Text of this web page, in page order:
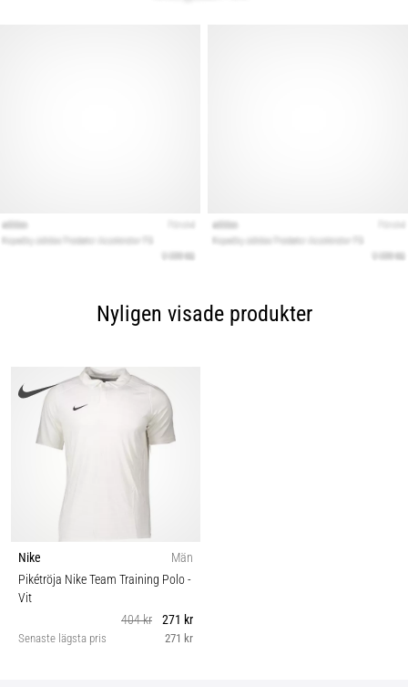
Nyligen visade produkter
Nike
Män
Pikétröja Nike Team Training Polo-
Vit
404 kr
271 kr
Senaste lägsta pris 271 kr